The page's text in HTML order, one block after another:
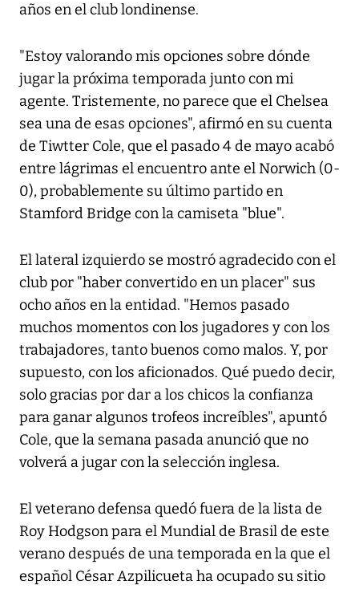
años en el club londinense.
"Estoy valorando mis opciones sobre dónde
jugar la próxima temporada junto con mi
agente. Tristemente, no parece que el Chelsea
sea una de esas opciones", afirmó en su cuenta
de Tiwtter Cole, que el pasado 4 de mayo acabó
entre lágrimas el encuentro ante el Norwich (0-
0), probablemente su último partido en
Stamford Bridge con la camiseta "blue".
El lateral izquierdo se mostró agradecido con el
club por "haber convertido en un placer" sus
ocho años en la entidad. "Hemos pasado
muchos momentos con los jugadores y con los
trabajadores, tanto buenos como malos. Y, por
supuesto, con los aficionados. Qué puedo decir,
solo gracias por dar a los chicos la confianza
para ganar algunos trofeos increíbles", apuntó
Cole, que la semana pasada anunció que no
volverá a jugar con la selección inglesa.
El veterano defensa quedó fuera de la lista de
Roy Hodgson para el Mundial de Brasil de este
verano después de una temporada en la que el
español César Azpilicueta ha ocupado su sitio